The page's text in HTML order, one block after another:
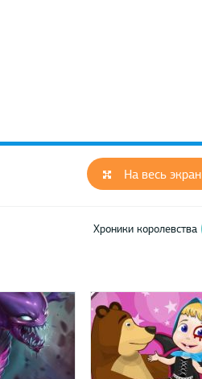
На весь экран
Хроники королевства